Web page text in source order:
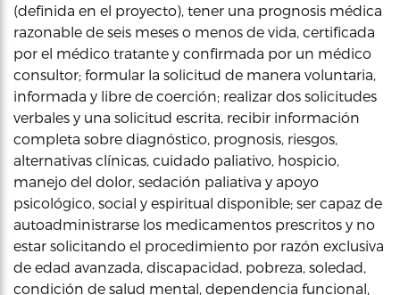
(definida en el proyecto), tener una prognosis médica
razonable de seis meses o menos de vida, certificada
por el médico tratante y confirmada por un médico
consultor; formular la solicitud de manera voluntaria,
informada y libre de coerción; realizar dos solicitudes
verbales y una solicitud escrita, recibir información
completa sobre diagnóstico, prognosis, riesgos,
alternativas clínicas, cuidado paliativo, hospicio,
manejo del dolor, sedación paliativa y apoyo
psicológico, social y espiritual disponible; ser capaz de
autoadministrarse los medicamentos prescritos y no
estar solicitando el procedimiento por razón exclusiva
de edad avanzada, discapacidad, pobreza, soledad,
condición de salud mental, dependencia funcional,